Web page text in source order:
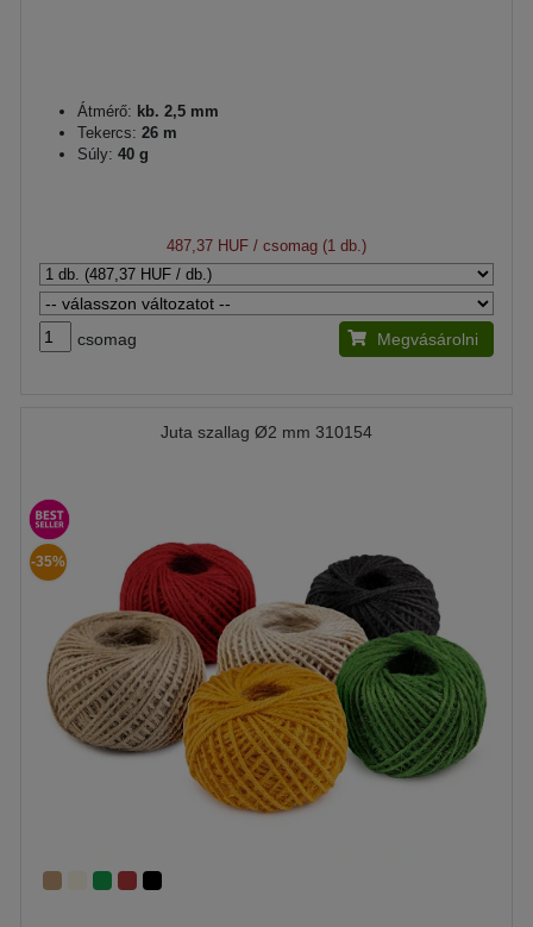
Átmérő: kb. 2,5 mm
Tekercs: 26 m
Súly: 40 g
487,37 HUF / csomag (1 db.)
csomag Megvásárolni
Juta szallag Ø2 mm 310154
-35%